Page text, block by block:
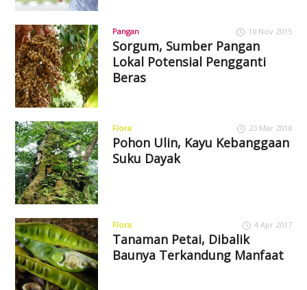
Pangan 10 Nov 2015
Sorgum, Sumber Pangan
Lokal Potensial Pengganti
Beras
Flora 23 Mar 2018
Pohon Ulin, Kayu Kebanggaan
Suku Dayak
Flora 4 Apr 2017
Tanaman Petai, Dibalik
Baunya Terkandung Manfaat